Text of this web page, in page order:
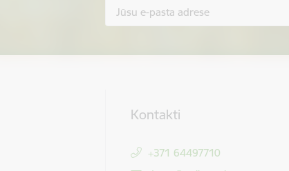
Kontakti
+371 64497710